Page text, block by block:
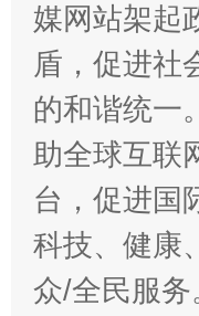
媒网站架起
盾，促进社
的和谐统一
助全球互联
台，促进国
科技、健康
众/全民服